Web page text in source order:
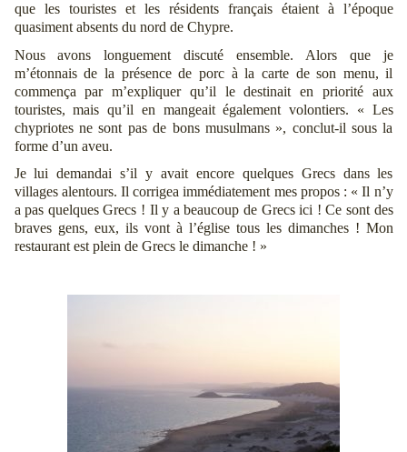
que les touristes et les résidents français étaient à l’époque
quasiment absents du nord de Chypre.
Nous avons longuement discuté ensemble. Alors que je
m’étonnais de la présence de porc à la carte de son menu, il
commença par m’expliquer qu’il le destinait en priorité aux
touristes, mais qu’il en mangeait également volontiers. « Les
chypriotes ne sont pas de bons musulmans », conclut-il sous la
forme d’un aveu.
Je lui demandai s’il y avait encore quelques Grecs dans les
villages alentours. Il corrigea immédiatement mes propos : « Il n’y
a pas quelques Grecs ! Il y a beaucoup de Grecs ici ! Ce sont des
braves gens, eux, ils vont à l’église tous les dimanches ! Mon
restaurant est plein de Grecs le dimanche ! »